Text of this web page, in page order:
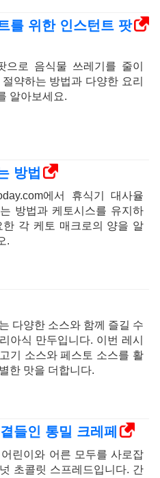
를 위한 인스턴트 팟
으로 음식물 쓰레기를 줄이
약하는 방법과 다양한 요리
알아보세요.
방법
에서 휴식기 대사율
방법과 케토시스를 유지하
한 각 케토 매크로의 양을 알
.
다양한 소스와 함께 즐길 수
아식 만두입니다. 이번 레시
기 소스와 페스토 소스를 활
한 맛을 더합니다.
들인 통밀 크레페
린이와 어른 모두를 사로잡
초콜릿 스프레드입니다. 간